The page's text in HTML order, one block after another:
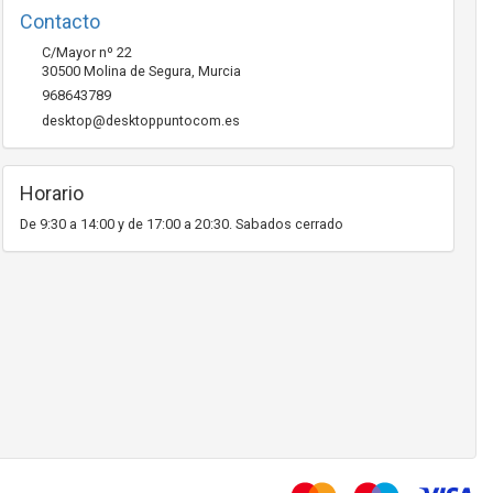
Contacto
C/Mayor nº 22
30500 Molina de Segura, Murcia
968643789
desktop@desktoppuntocom.es
Horario
De 9:30 a 14:00 y de 17:00 a 20:30. Sabados cerrado